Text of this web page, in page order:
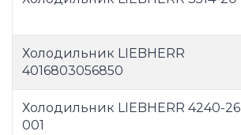
Холодильник LIEBHERR
4016803056850
Холодильник LIEBHERR 4240-26
001